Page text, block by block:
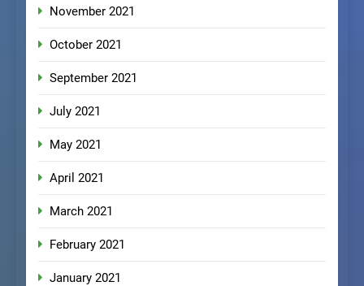
November 2021
October 2021
September 2021
July 2021
May 2021
April 2021
March 2021
February 2021
January 2021